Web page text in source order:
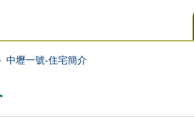
中壢一號-住宅簡介